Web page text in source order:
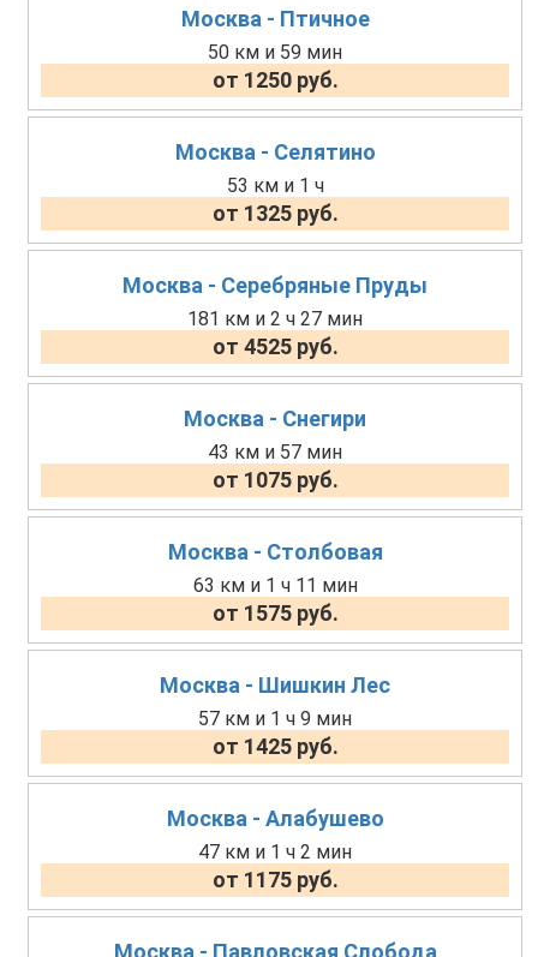
Москва - Птичное
50 км и 59 мин
от 1250 руб.
Москва - Селятино
53 км и 1 ч
от 1325 руб.
Москва - Серебряные Пруды
181 км и 2 ч 27 мин
от 4525 руб.
Москва - Снегири
43 км и 57 мин
от 1075 руб.
Москва - Столбовая
63 км и 1 ч 11 мин
от 1575 руб.
Москва - Шишкин Лес
57 км и 1 ч 9 мин
от 1425 руб.
Москва - Алабушево
47 км и 1 ч 2 мин
от 1175 руб.
Москва - Павловская Слобода